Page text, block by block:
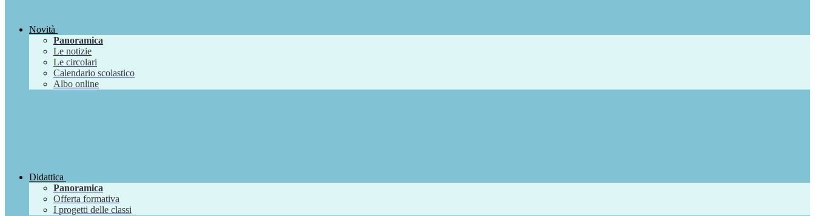
Novità
Panoramica
Le notizie
Le circolari
Calendario scolastico
Albo online
Didattica
Panoramica
Offerta formativa
I progetti delle classi